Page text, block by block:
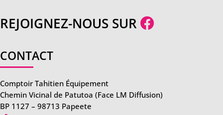
REJOIGNEZ-NOUS SUR
CONTACT
Comptoir Tahitien Équipement
Chemin Vicinal de Patutoa (Face LM Diffusion)
BP 1127 – 98713 Papeete